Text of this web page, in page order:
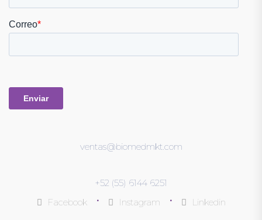
ventas@biomedmkt.com
+52 (55) 6144 6251
Facebook
• Instagram • Linkedin